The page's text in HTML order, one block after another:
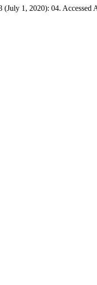
(July 1, 2020): 04. Accessed